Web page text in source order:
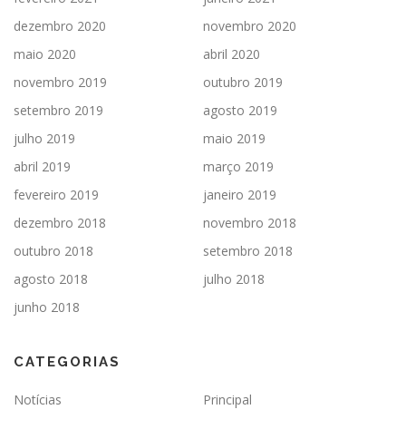
dezembro 2020
novembro 2020
maio 2020
abril 2020
novembro 2019
outubro 2019
setembro 2019
agosto 2019
julho 2019
maio 2019
abril 2019
março 2019
fevereiro 2019
janeiro 2019
dezembro 2018
novembro 2018
outubro 2018
setembro 2018
agosto 2018
julho 2018
junho 2018
CATEGORIAS
Notícias Principal